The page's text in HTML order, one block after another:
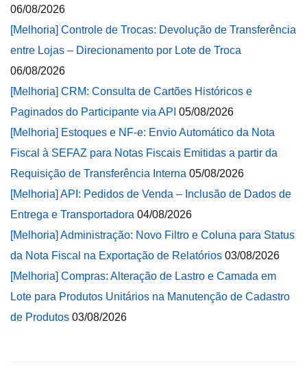
06/08/2026
[Melhoria] Controle de Trocas: Devolução de Transferência
entre Lojas – Direcionamento por Lote de Troca
06/08/2026
[Melhoria] CRM: Consulta de Cartões Históricos e
Paginados do Participante via API 05/08/2026
[Melhoria] Estoques e NF-e: Envio Automático da Nota
Fiscal à SEFAZ para Notas Fiscais Emitidas a partir da
Requisição de Transferência Interna 05/08/2026
[Melhoria] API: Pedidos de Venda – Inclusão de Dados de
Entrega e Transportadora 04/08/2026
[Melhoria] Administração: Novo Filtro e Coluna para Status
da Nota Fiscal na Exportação de Relatórios 03/08/2026
[Melhoria] Compras: Alteração de Lastro e Camada em
Lote para Produtos Unitários na Manutenção de Cadastro
de Produtos 03/08/2026